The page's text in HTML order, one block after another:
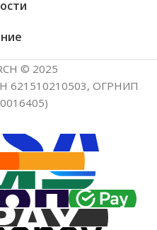
© 2025
621510210503, ОГРНИП